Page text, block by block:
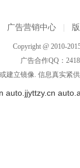
广告营销中心
Copyright @ 2010-
广告合作QQ：
建立镜像. 信息真实紧
auto.jjyttzy.cn